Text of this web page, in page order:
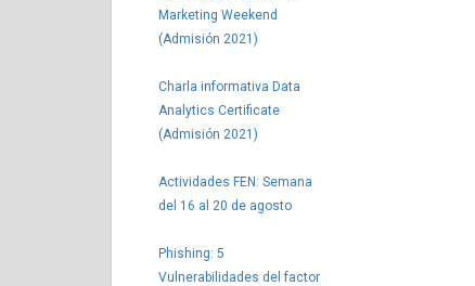
Marketing Weekend
(Admisión 2021)
Charla informativa Data
Analytics Certificate
(Admisión 2021)
Actividades FEN: Semana
del 16 al 20 de agosto
Phishing: 5
Vulnerabilidades del factor